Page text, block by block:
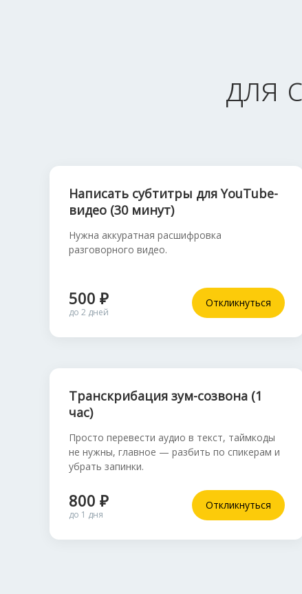
для
Написать субтитры для YouTube-
видео (30 минут)
Нужна аккуратная расшифровка
разговорного видео.
500 ₽
до 2 дней
Откликнуться
Транскрибация зум-созвона (1
час)
Просто перевести аудио в текст, таймкоды
не нужны, главное — разбить по спикерам и
убрать запинки.
800 ₽
до 1 дня
Откликнуться